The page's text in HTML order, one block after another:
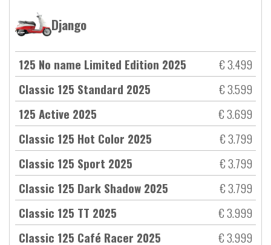
Django
125 No name Limited Edition 2025
€ 3.499
Classic 125 Standard 2025
€ 3.599
125 Active 2025
€ 3.699
Classic 125 Hot Color 2025
€ 3.799
Classic 125 Sport 2025
€ 3.799
Classic 125 Dark Shadow 2025
€ 3.799
Classic 125 TT 2025
€ 3.999
Classic 125 Café Racer 2025
€ 3.999